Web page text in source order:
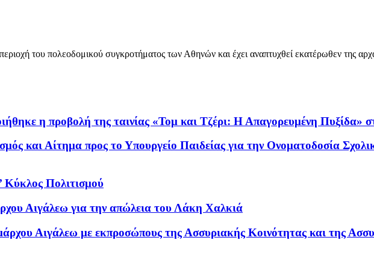
του πολεοδομικού συγκροτήματος των Αθηνών και έχει αναπτυχθεί εκατέρωθεν της
η προβολή της ταινίας «Τομ και Τζέρι: Η Απαγορευμένη
και Αίτημα προς το Υπουργείο Παιδείας για την Ονοματοδοσία
Κύκλος Πολιτισμού
Αιγάλεω για την απώλεια του Λάκη Χαλκιά
Αιγάλεω με εκπροσώπους της Ασσυριακής Κοινότητας και της